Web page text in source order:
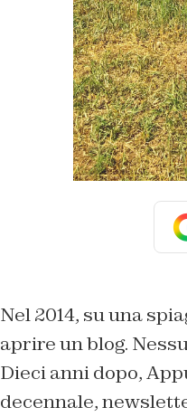
Nel 2014, su una
aprire un blog.
Dieci anni dopo,
decennale,